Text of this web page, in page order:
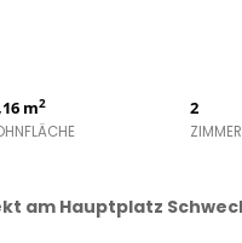
m2 2
ZIMMER
am Hauptplatz